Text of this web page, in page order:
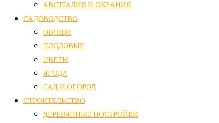
АВСТРАЛИЯ И ОКЕАНИЯ
САДОВОДСТВО
ОВОЩИ
ПЛОДОВЫЕ
ЦВЕТЫ
ЯГОДА
САД И ОГОРОД
СТРОИТЕЛЬСТВО
ДЕРЕВЯННЫЕ ПОСТРОЙКИ